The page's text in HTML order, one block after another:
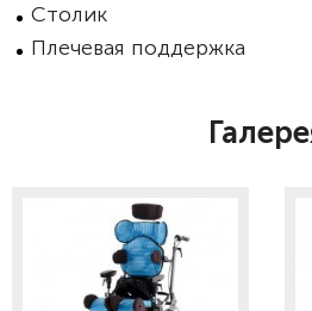
Столик
Плечевая поддержка